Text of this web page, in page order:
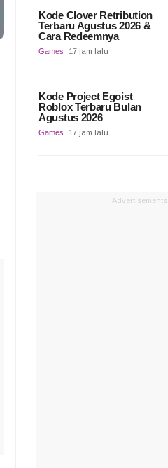
Kode Clover Retribution
Terbaru Agustus 2026 &
Cara Redeemnya
Games 17 jam lalu
Kode Project Egoist
Roblox Terbaru Bulan
Agustus 2026
Games 17 jam lalu
Advertisements